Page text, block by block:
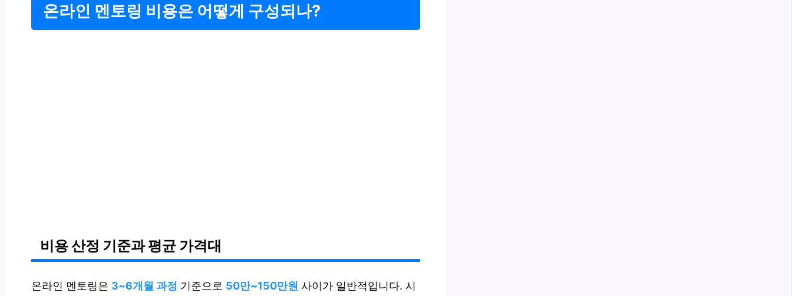
온라인 멘토링 비용은 어떻게 구성되나?
비용 산정 기준과 평균 가격대
온라인 멘토링은 3~6개월 과정 기준으로 50만~150만원 사이가 일반적입니다. 시